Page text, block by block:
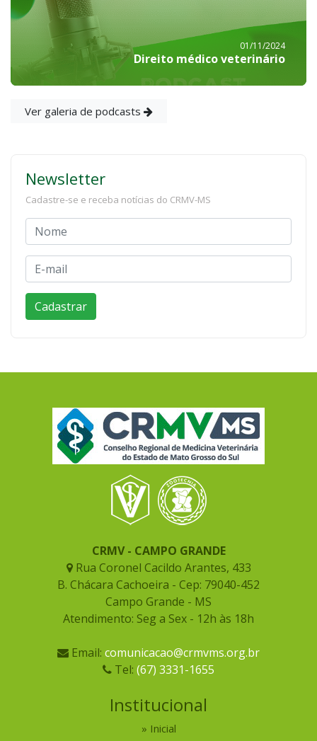
01/11/2024
Direito médico veterinário
Ver galeria de podcasts
Newsletter
Cadastre-se e receba notícias do CRMV-MS
CRMV - CAMPO GRANDE
Rua Coronel Cacildo Arantes, 433
B. Chácara Cachoeira - Cep: 79040-452
Campo Grande - MS
Atendimento: Seg a Sex - 12h às 18h
Email: comunicacao@crmvms.org.br
Tel: (67) 3331-1655
Institucional
Inicial